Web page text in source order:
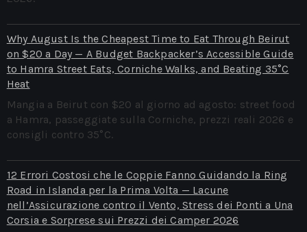
Why August Is the Cheapest Time to Eat Through Beirut
on $20 a Day — A Budget Backpacker’s Accessible Guide
to Hamra Street Eats, Corniche Walks, and Beating 35°C
Heat
Mangia a Beirut con $20 al giorno ad agosto: street food
a Hamra, passeggiate sulla Corniche, prezzi reali 2026 e
consigli contro 35°C.
12 Errori Costosi che le Coppie Fanno Guidando la Ring
Road in Islanda per la Prima Volta — Lacune
nell’Assicurazione contro il Vento, Stress dei Ponti a Una
Corsia e Sorprese sui Prezzi dei Camper 2026